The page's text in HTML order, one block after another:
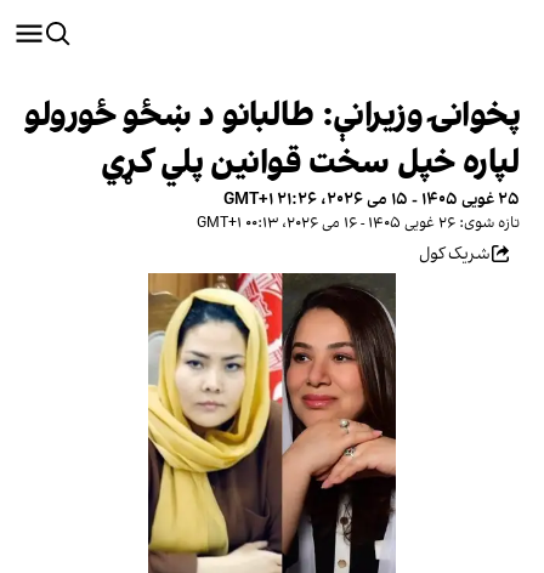
پخوانۍ وزیرانې: طالبانو د ښځو ځورولو
لپاره خپل سخت قوانین پلي کړي
۲۵ غویی ۱۴۰۵ - ۱۵ می ۲۰۲۶، ۲۱:۲۶ GMT+۱
تازه شوی: ۲۶ غویی ۱۴۰۵ - ۱۶ می ۲۰۲۶، ۰۰:۱۳ GMT+۱
شریک کول